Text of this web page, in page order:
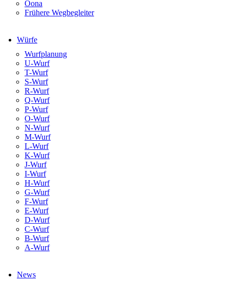
Oona
Frühere Wegbegleiter
Würfe
Wurfplanung
U-Wurf
T-Wurf
S-Wurf
R-Wurf
Q-Wurf
P-Wurf
O-Wurf
N-Wurf
M-Wurf
L-Wurf
K-Wurf
J-Wurf
I-Wurf
H-Wurf
G-Wurf
F-Wurf
E-Wurf
D-Wurf
C-Wurf
B-Wurf
A-Wurf
News